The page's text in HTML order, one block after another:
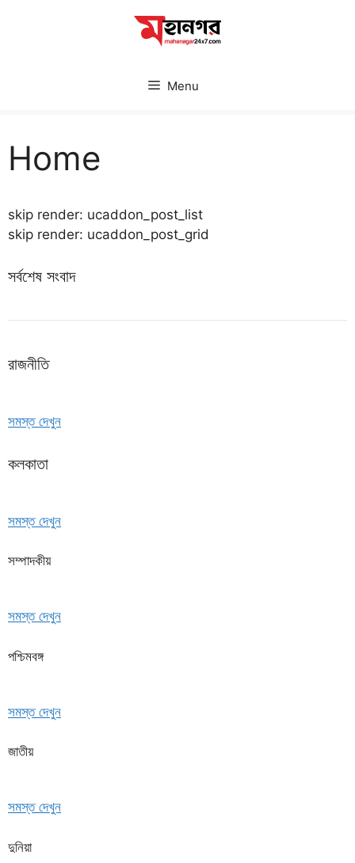
Menu
Home
skip render: ucaddon_post_list
skip render: ucaddon_post_grid
সর্বশেষ সংবাদ
রাজনীতি
সমস্ত দেখুন
কলকাতা
সমস্ত দেখুন
সম্পাদকীয়
সমস্ত দেখুন
পশ্চিমবঙ্গ
সমস্ত দেখুন
জাতীয়
সমস্ত দেখুন
দুনিয়া